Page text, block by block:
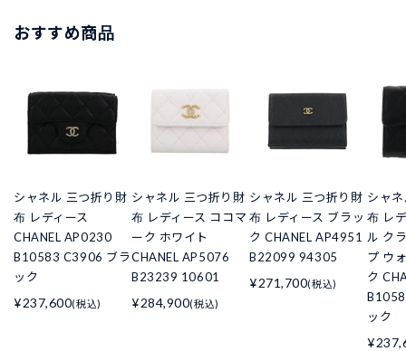
おすすめ商品
シャネル 三つ折り財
布 レディース
CHANEL AP0230
B10583 C3906 ブラ
ック
¥237,600(税込)
シャネル 三つ折り財
布 レディース ココマ
ーク ホワイト
CHANEL AP5076
B23239 10601
¥284,900(税込)
シャネル 三つ折り財
布 レディース ブラッ
ク CHANEL AP4951
B22099 94305
¥271,700(税込)
シャ
布 レ
ル ク
プ ウ
ク
ック